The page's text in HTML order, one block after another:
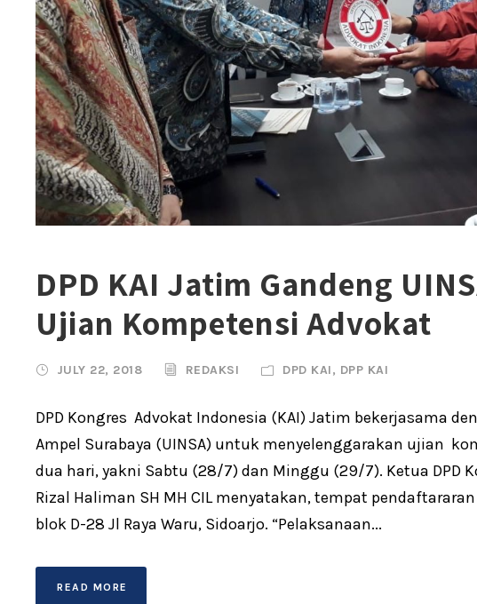
DPD KAI Jatim Gandeng
Ujian Kompetensi Advokat
JULY 22, 2018 REDAKSI DPD KAI, DPP KAI
DPD Kongres Advokat Indonesia (KAI) Jatim bekerjasama
Ampel Surabaya (UINSA) untuk menyelenggarakan ujian
dua hari, yakni Sabtu (28/7) dan Minggu (29/7). Ketua DPD
Rizal Haliman SH MH CIL menyatakan, tempat
blok D-28 Jl Raya Waru, Sidoarjo. “Pelaksanaan...
READ MORE